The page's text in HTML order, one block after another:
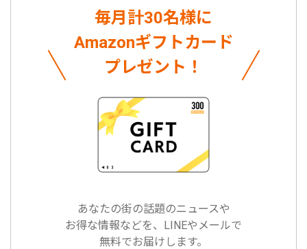
毎月計30名様に
Amazonギフトカード
プレゼント！
あなたの街の話題のニュースや
お得な情報などを、LINEやメールで
無料でお届けします。